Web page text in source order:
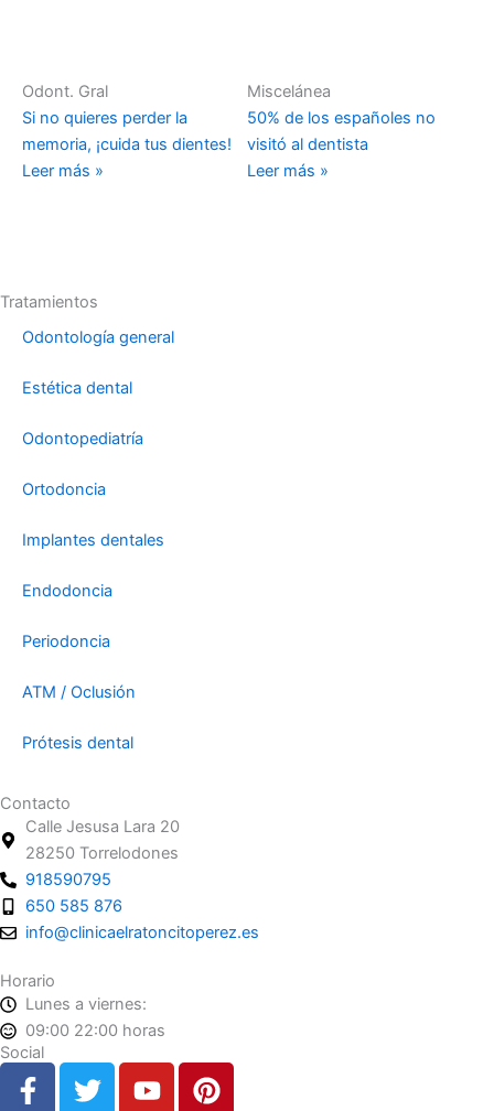
Odont. Gral
Si no quieres perder la
memoria, ¡cuida tus dientes!
Leer más »
Miscelánea
50% de los españoles no
visitó al dentista
Leer más »
Tratamientos
Odontología general
Estética dental
Odontopediatría
Ortodoncia
Implantes dentales
Endodoncia
Periodoncia
ATM / Oclusión
Prótesis dental
Contacto
Calle Jesusa Lara 20
28250 Torrelodones
918590795
650 585 876
info@clinicaelratoncitoperez.es
Horario
Lunes a viernes:
09:00 22:00 horas
Social
F
a
T
w
Y
o
P
i